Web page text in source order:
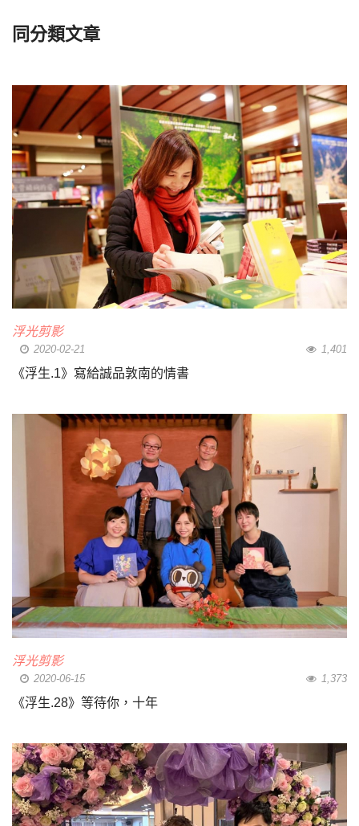
同分類文章
浮光剪影
2020-02-21 1,401
《浮生.1》寫給誠品敦南的情書
浮光剪影
2020-06-15 1,373
《浮生.28》等待你，十年